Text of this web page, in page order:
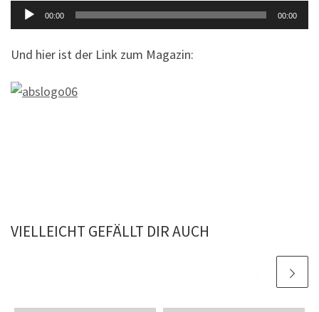
Audio-
Player
00:00 00:00
Und hier ist der Link zum Magazin:
VIELLEICHT GEFÄLLT DIR AUCH